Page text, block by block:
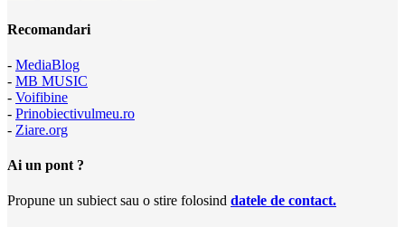
Recomandari
- MediaBlog
- MB MUSIC
- Voifibine
- Prinobiectivulmeu.ro
- Ziare.org
Ai un pont ?
Propune un subiect sau o stire folosind datele de contact.